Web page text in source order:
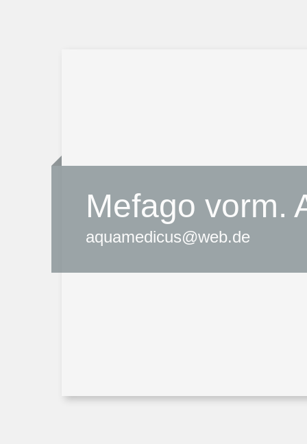
Mefago vorm.
aquamedicus@web.de